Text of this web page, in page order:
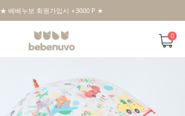
★ 베베누보 회원가입시 +3000 P ★
0